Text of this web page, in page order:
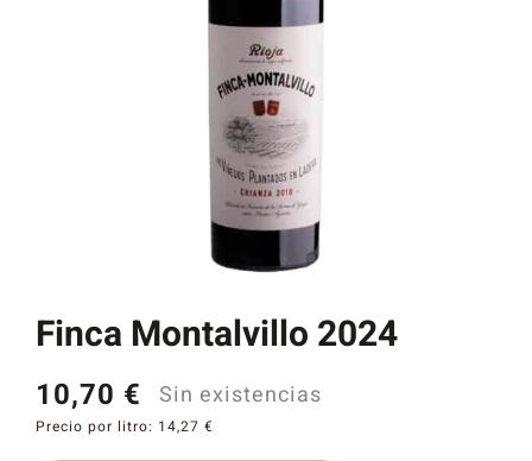
Catas y Actividades
Finca Montalvillo 2024
10,70 € Sin existencias
Precio por litro: 14,27 €